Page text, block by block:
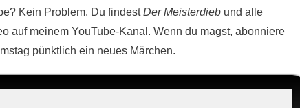
Kein Problem. Du findestDer Meisterdieb und alle
auf meinem YouTube-Kanal. Wenn du magst, abonniere
pünktlich ein neues Märchen.